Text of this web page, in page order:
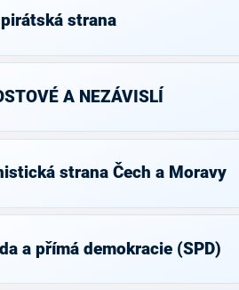
strana
A NEZÁVISLÍ
strana Čech a Moravy
a přímá demokracie (SPD)